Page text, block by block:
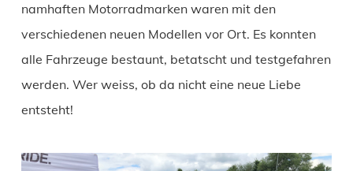
namhaften Motorradmarken waren mit den
verschiedenen neuen Modellen vor Ort. Es konnten
alle Fahrzeuge bestaunt, betatscht und testgefahren
werden. Wer weiss, ob da nicht eine neue Liebe
entsteht!